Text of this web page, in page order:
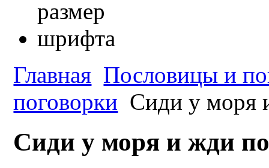
Главная Пословицы и
поговорки Сиди у моря
Сиди у моря и жди